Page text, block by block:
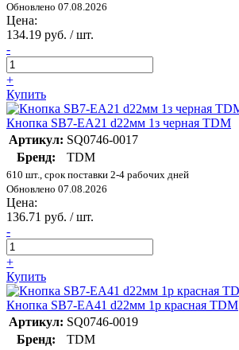
Обновлено 07.08.2026
Цена:
134.19 руб. / шт.
-
+
Купить
Кнопка SB7-EA21 d22мм 1з черная TDM
Артикул: SQ0746-0017
Бренд:
TDM
610 шт., срок поставки 2-4 рабочих дней
Обновлено 07.08.2026
Цена:
136.71 руб. / шт.
-
+
Купить
Кнопка SB7-EA41 d22мм 1р красная TDM
Артикул: SQ0746-0019
Бренд:
TDM